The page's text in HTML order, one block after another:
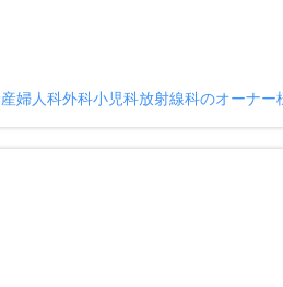
婦人科外科小児科放射線科のオーナー